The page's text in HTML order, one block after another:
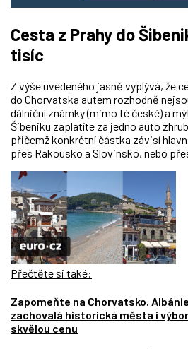
Cesta z Prahy do
tisíc
Z výše uvedeného jasně vyplývá, že
do Chorvatska autem rozhodně
dálniční známky (mimo té české) a
Šibeniku zaplatíte za jedno auto
přičemž konkrétní částka závisí
přes Rakousko a Slovinsko, nebo
Přečtěte si také:
Zapomeňte na Chorvatsko.
zachovalá historická města i
skvělou cenu